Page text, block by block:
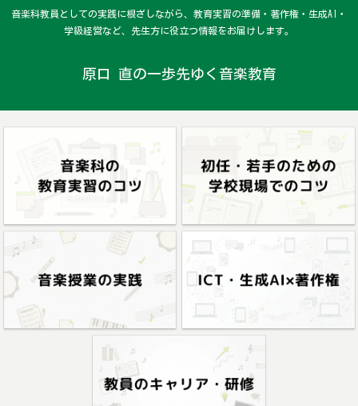
音楽科教員としての実践に根ざしながら、教育実習の準備・著作権・生成AI・
学級経営など、先生方に役立つ情報をお届けします。
原口 直の一歩先ゆく音楽教育